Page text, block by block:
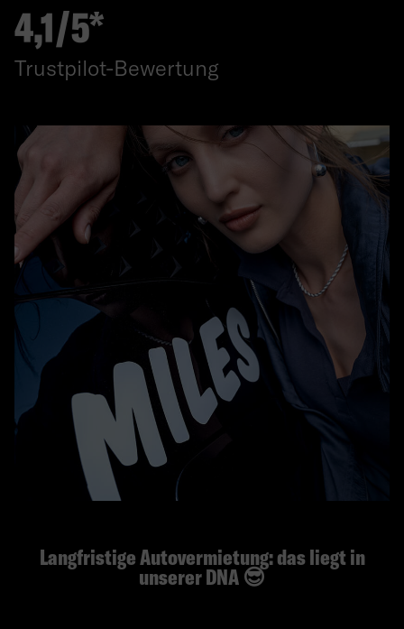
4,1/5*
Trustpilot-Bewertung
Langfristige Autovermietung: das liegt in
unserer DNA 😎